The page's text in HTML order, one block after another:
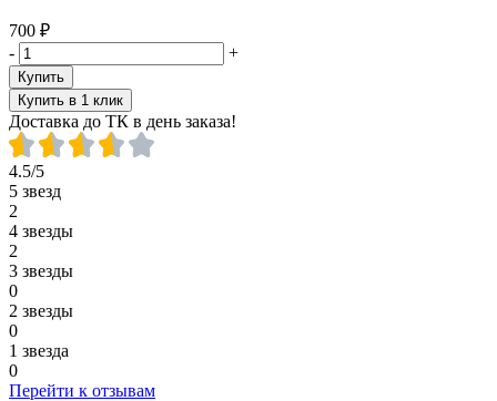
700 ₽
-
+
Купить
Купить в 1 клик
Доставка до ТК в день заказа!
4.5/5
5 звезд
2
4 звезды
2
3 звезды
0
2 звезды
0
1 звезда
0
Перейти к отзывам